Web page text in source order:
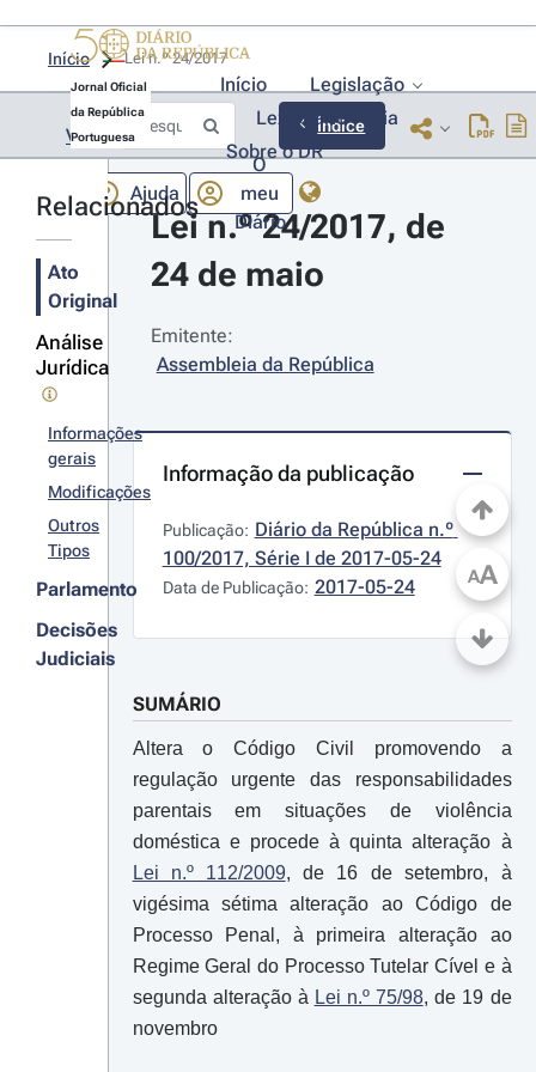
Jornal Oficial
da República
Portuguesa
Início
Legislação
Lexionário
Lia
Sobre o DR
Ajuda
O
meu
Diário
Início Lei n.º 24/2017
Voltar Índice
Relacionados
Ato
Original
Análise
Jurídica
Informações
gerais
Modificações
Outros
Tipos
Parlamento
Decisões
Judiciais
Lei n.º 24/2017, de
24 de maio
Emitente:
Assembleia da República
Informação da publicação
Publicação: Diário da República n.º
100/2017, Série I de 2017-05-24
Data de Publicação: 2017-05-24
SUMÁRIO
Altera o Código Civil promovendo a
regulação urgente das responsabilidades
parentais em situações de violência
doméstica e procede à quinta alteração à
Lei n.º 112/2009, de 16 de setembro, à
vigésima sétima alteração ao Código de
Processo Penal, à primeira alteração ao
Regime Geral do Processo Tutelar Cível e à
segunda alteração à Lei n.º 75/98, de 19 de
novembro
AA